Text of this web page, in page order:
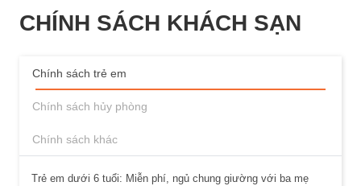
CHÍNH SÁCH KHÁCH SẠN
Chính sách trẻ em
Chính sách hủy phòng
Chính sách khác
Trẻ em dưới 6 tuổi: Miễn phí, ngủ chung giường với ba mẹ